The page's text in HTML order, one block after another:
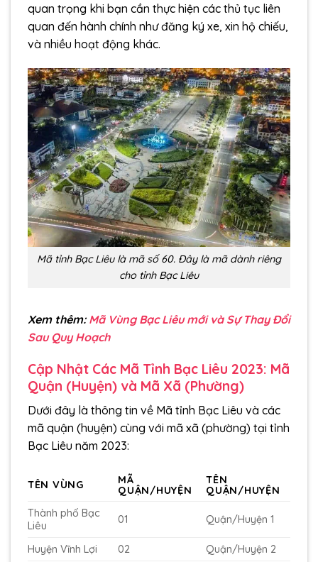
quan trọng khi bạn cần thực hiện các thủ tục liên
quan đến hành chính như đăng ký xe, xin hộ chiếu,
và nhiều hoạt động khác.
Mã tỉnh Bạc Liêu là mã số 60. Đây là mã dành riêng
cho tỉnh Bạc Liêu
Xem thêm:Mã Vùng Bạc Liêu mới và Sự Thay Đổi
Sau Quy Hoạch
Cập Nhật Các Mã Tỉnh Bạc Liêu 2023: Mã
Quận (Huyện) và Mã Xã (Phường)
Dưới đây là thông tin về Mã tỉnh Bạc Liêu và các
mã quận (huyện) cùng với mã xã (phường) tại tỉnh
Bạc Liêu năm 2023:
TÊN VÙNG
MÃ
QUẬN/HUYỆN
TÊN
QUẬN/HUYỆN
Thành phố Bạc
Liêu
01 Quận/Huyện 1
Huyện Vĩnh Lợi 02
Quận/Huyện 2